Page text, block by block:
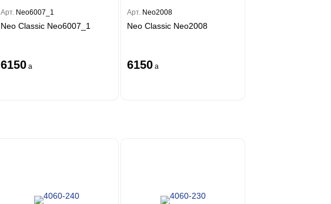
Арт. Neo6007_1
Neo Classic Neo6007_1
6150 a
Арт. Neo2008
Neo Classic Neo2008
6150 a